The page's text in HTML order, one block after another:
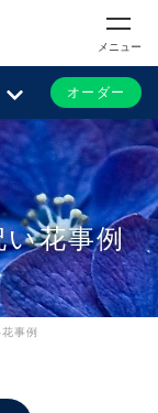
メニュー
オーダー
花事例
事例